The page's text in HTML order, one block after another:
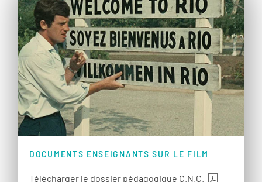
DOCUMENTS ENSEIGNANTS SUR LE FILM
Télécharger le dossier pédagogique C.N.C.